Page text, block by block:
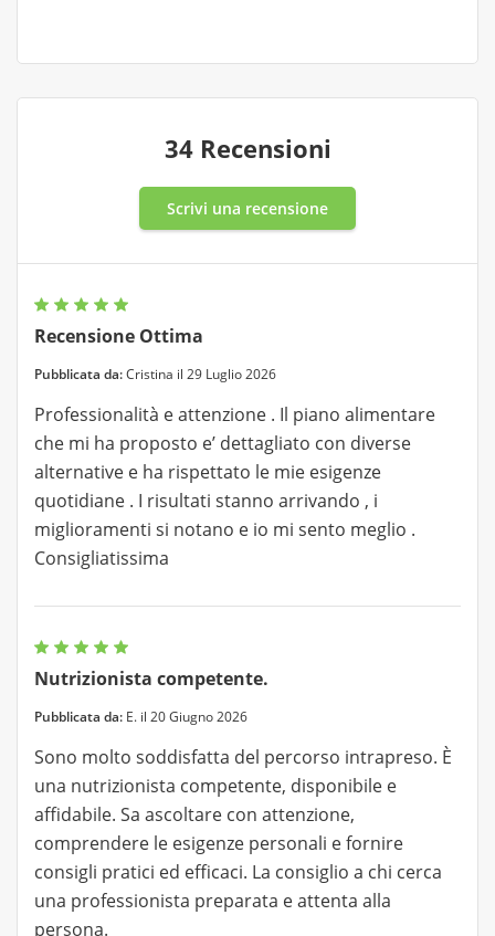
34 Recensioni
Scrivi una recensione
Recensione Ottima
Pubblicata da:Cristina il 29 Luglio 2026
Professionalità e attenzione . Il piano alimentare
che mi ha proposto e’ dettagliato con diverse
alternative e ha rispettato le mie esigenze
quotidiane . I risultati stanno arrivando , i
miglioramenti si notano e io mi sento meglio .
Consigliatissima
Nutrizionista competente.
Pubblicata da: E. il 20 Giugno 2026
Sono molto soddisfatta del percorso intrapreso. È
una nutrizionista competente, disponibile e
affidabile. Sa ascoltare con attenzione,
comprendere le esigenze personali e fornire
consigli pratici ed efficaci. La consiglio a chi cerca
una professionista preparata e attenta alla
persona.